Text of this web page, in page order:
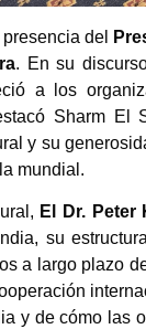
del
. En su
a los
Sharm
y su
mundial.
El Dr. Peter
su
a largo plazo
y de cómo las